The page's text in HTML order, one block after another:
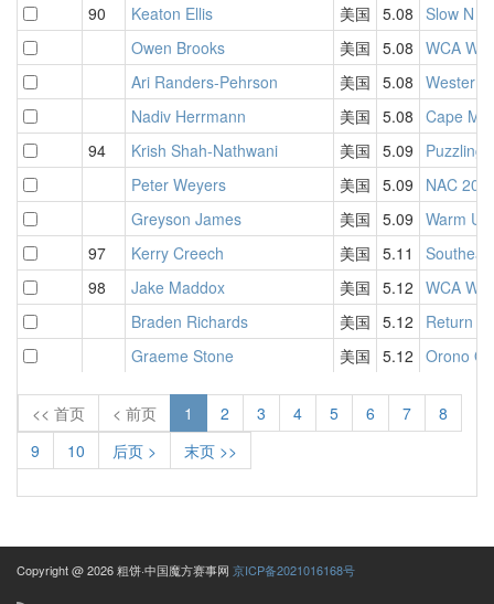
90
Keaton Ellis 美国 5.08 Slow N
Owen Brooks
美国 5.08 WCA
Ari Randers-Pehrson
美国 5.08 Western
Nadiv Herrmann
美国 5.08 Cape
94
Krish Shah-Nathwani 美国 5.09
Puzzling
Peter Weyers
美国 5.09
NAC
Greyson James
美国 5.09 Warm
97
Kerry Creech 美国 5.11
98
Jake Maddox 美国 5.12 WCA
Braden Richards
美国 5.12
Return
Graeme Stone
美国 5.12 Orono
<< 首页 < 前页 1 2 3 4 5 6 7
8
9
10 后页 > 末页 >>
Copyright @ 2026 粗饼·中国魔方赛事网 京ICP备2021016168号